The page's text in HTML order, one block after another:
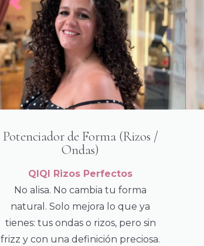
Potenciador de Forma (Rizos /
Ondas)
QIQI Rizos Perfectos
No alisa. No cambia tu forma
natural. Solo mejora lo que ya
tienes: tus ondas o rizos, pero sin
frizz y con una definición preciosa.